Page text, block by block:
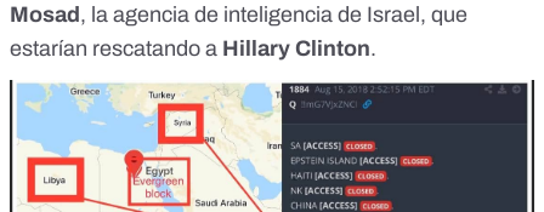
Mosad, la agencia de inteligencia de Israel, que
estarían rescatando a Hillary Clinton.